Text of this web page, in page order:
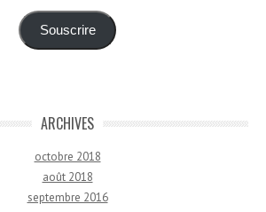
Souscrire
ARCHIVES
octobre 2018
août 2018
septembre 2016